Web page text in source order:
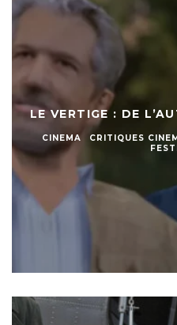
LE VERTIGE : DE
CINEMA CRITIQUES